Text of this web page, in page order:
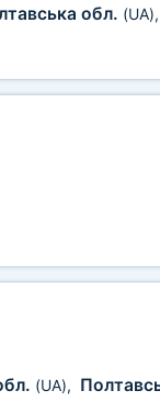
обл. (UA),
(UA),